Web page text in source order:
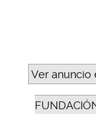
Ver anuncio